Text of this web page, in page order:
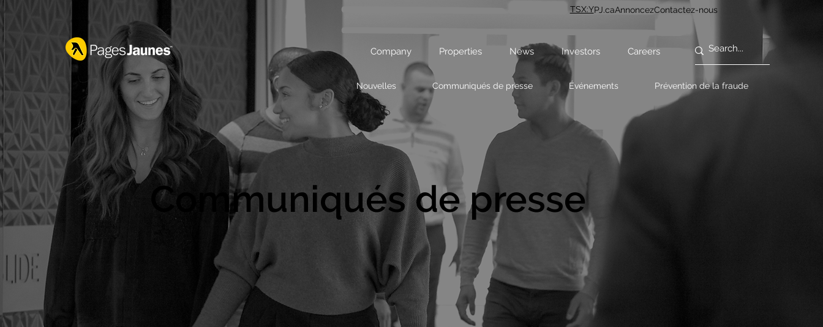
TSX:Y AnnoncezContactez-nous
PJ.ca
Company Properties News Investors Careers
Communiqués de presse
Nouvelles Communiqués de presse Événements Prévention de la fraude